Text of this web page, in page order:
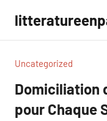
contenu
Uncategorized
Domiciliation
pour Chaque